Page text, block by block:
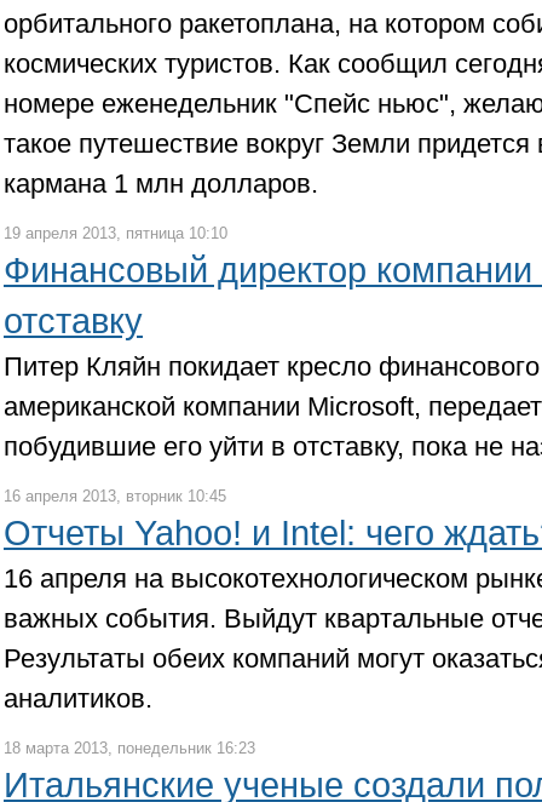
орбитального ракетоплана, на котором
космических туристов. Как сообщил
номере еженедельник "Спейс ньюс",
такое путешествие вокруг Земли
кармана 1 млн долларов.
19 апреля 2013, пятница 10:10
Финансовый директор компании
отставку
Питер Кляйн покидает кресло
американской компании Microsoft,
побудившие его уйти в отставку, пока не
16 апреля 2013, вторник 10:45
Отчеты Yahoo! и Intel: чего
16 апреля на высокотехнологическом
важных события. Выйдут квартальные
Результаты обеих компаний могут
аналитиков.
18 марта 2013, понедельник 16:23
Итальянские ученые создали